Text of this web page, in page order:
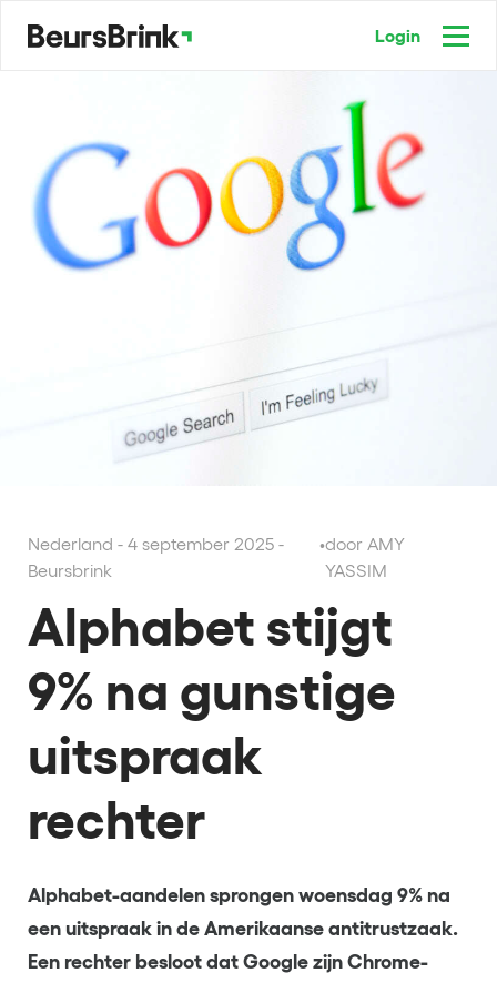
Login
Nederland - 4 september 2025 -
Beursbrink
•door AMY
YASSIM
Alphabet stijgt
9% na gunstige
uitspraak
rechter
Alphabet-aandelen sprongen woensdag 9% na
een uitspraak in de Amerikaanse antitrustzaak.
Een rechter besloot dat Google zijn Chrome-